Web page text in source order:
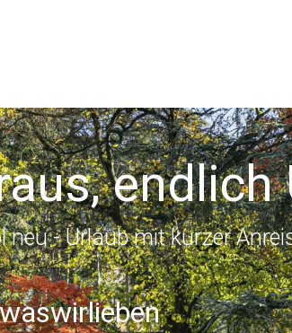
endlich
neu - Urlaub mit kurzer